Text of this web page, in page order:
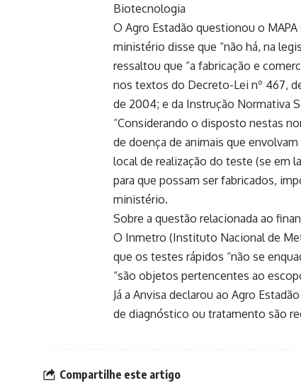
Biotecnologia
O Agro Estadão questionou o
ministério disse que “não há, na
ressaltou que “a fabricação e
nos textos do Decreto-Lei nº 467,
de 2004; e da Instrução Normativa
“Considerando o disposto nestas
de doença de animais que
local de realização do teste (se em
para que possam ser fabricados,
ministério.
Sobre a questão relacionada ao
O Inmetro (Instituto Nacional de
que os testes rápidos “não se
“são objetos pertencentes ao
Já a Anvisa declarou ao Agro
de diagnóstico ou tratamento são
Compartilhe este artigo